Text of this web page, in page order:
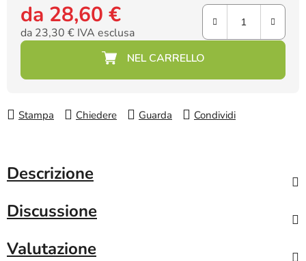
da 28,60 €
da 23,30 € IVA esclusa
Prezzo della misura:
Stampa Chiedere Guarda Condividi
Descrizione
Discussione
Valutazione